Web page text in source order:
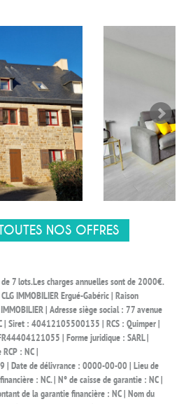
NOS OFFRES
7 lots.Les charges annuelles sont de 2000€.
IMMOBILIER Ergué-Gabéric | Raison
| Adresse siège social : 77 avenue
| Siret : 40412105500135 | RCS : Quimper |
| Forme juridique : SARL |
: NC |
| Date de délivrance : 0000-00-00 | Lieu de
: NC. | N° de caisse de garantie : NC |
de la garantie financière : NC | Nom du